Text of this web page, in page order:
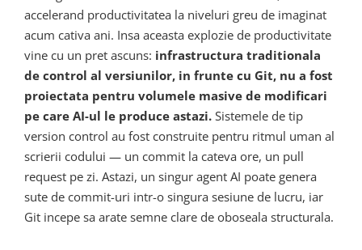
accelerand productivitatea la niveluri greu de imaginat
acum cativa ani. Insa aceasta explozie de productivitate
vine cu un pret ascuns: infrastructura traditionala
de control al versiunilor, in frunte cu Git, nu a fost
proiectata pentru volumele masive de modificari
pe care AI-ul le produce astazi. Sistemele de tip
version control au fost construite pentru ritmul uman al
scrierii codului — un commit la cateva ore, un pull
request pe zi. Astazi, un singur agent AI poate genera
sute de commit-uri intr-o singura sesiune de lucru, iar
Git incepe sa arate semne clare de oboseala structurala.